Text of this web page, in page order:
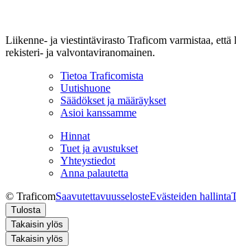
Liikenne- ja viestintävirasto Traficom varmistaa,
rekisteri- ja valvontaviranomainen.
Tietoa Traficomista
Uutishuone
Säädökset ja määräykset
Asioi kanssamme
Hinnat
Tuet ja avustukset
Yhteystiedot
Anna palautetta
© TraficomSaavutettavuusselosteEvästeiden hallinta
Tulosta
Takaisin ylös
Takaisin ylös